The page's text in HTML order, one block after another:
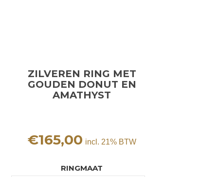
ZILVEREN RING MET
GOUDEN DONUT EN
AMATHYST
€165,00 incl. 21% BTW
RINGMAAT